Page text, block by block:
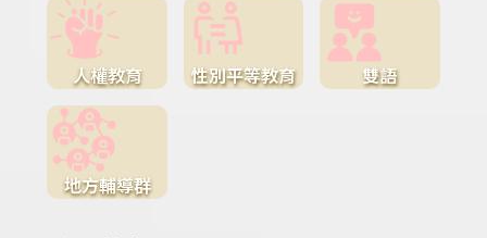
人權教育 性別平等教育 雙語
地方輔導群